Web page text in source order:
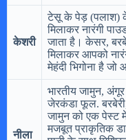
केशरी
टेसू के पेड़ (पलाश)
मिलाकर नारंगी
जाता है। केसर,
मिलाकर आपको
मेहंदी भिगोना है जो
नीला
भारतीय जामुन,
जेरकंडा फूल.
जामुन को एक पेस्ट
मजबूत प्राकृतिक